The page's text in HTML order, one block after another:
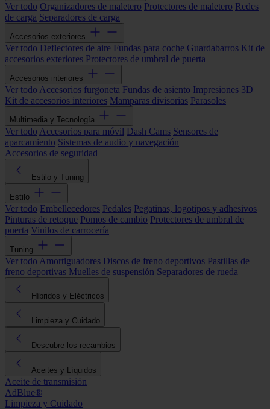
Ver todo Organizadores de maletero Protectores de maletero Redes
de carga Separadores de carga
Accesorios exteriores
Ver todo Deflectores de aire Fundas para coche Guardabarros Kit de
accesorios exteriores Protectores de umbral de puerta
Accesorios interiores
Ver todo Accesorios furgoneta Fundas de asiento Impresiones 3D
Kit de accesorios interiores Mamparas divisorias Parasoles
Multimedia y Tecnología
Ver todo Accesorios para móvil Dash Cams Sensores de
aparcamiento Sistemas de audio y navegación
Accesorios de seguridad
Estilo y Tuning
Estilo
Ver todo Embellecedores Pedales Pegatinas, logotipos y adhesivos
Pinturas de retoque Pomos de cambio Protectores de umbral de
puerta Vinilos de carrocería
Tuning
Ver todo Amortiguadores Discos de freno deportivos Pastillas de
freno deportivas Muelles de suspensión Separadores de rueda
Híbridos y Eléctricos
Limpieza y Cuidado
Descubre los recambios
Aceites y Líquidos
Aceite de transmisión
AdBlue®
Limpieza y Cuidado